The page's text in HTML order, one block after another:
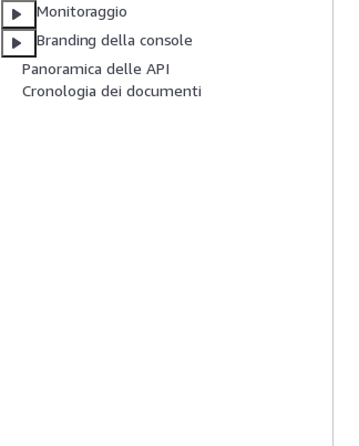
Monitoraggio
Branding della console
Panoramica delle API
Cronologia dei documenti